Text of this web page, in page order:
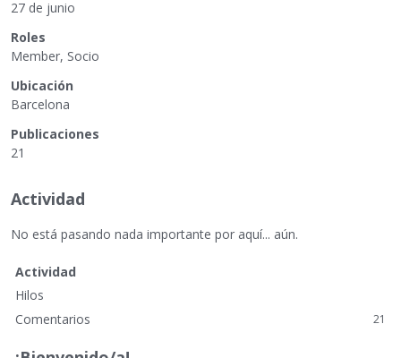
27 de junio
Roles
Member, Socio
Ubicación
Barcelona
Publicaciones
21
Actividad
No está pasando nada importante por aquí... aún.
Actividad
Hilos
Comentarios
21